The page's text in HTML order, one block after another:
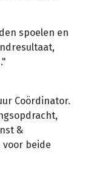
spoelen en
Coördinator.
&
voor beide